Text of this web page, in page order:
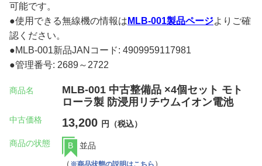
可能です。
●使用できる無線機の情報は MLB-001製品ページよりご確
認ください。
●MLB-001新品JANコード: 4909959117981
●管理番号: 2689～2722
商品名
MLB-001 中古整備品 ×4個セット モト
ローラ製 防浸用リチウムイオン電池
中古価格 13,200 円（税込）
商品の状態 B
並品
（ ※商品状態の説明はこちら ）